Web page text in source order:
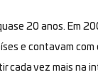
20 anos. Em
e contavam
cada vez mais na